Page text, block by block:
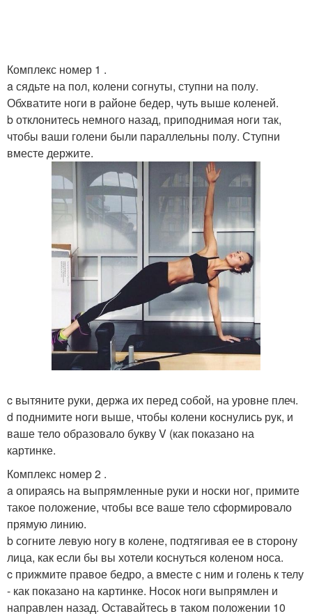
Комплекс номер 1 .
a сядьте на пол, колени согнуты, ступни на полу.
Обхватите ноги в районе бедер, чуть выше коленей.
b отклонитесь немного назад, приподнимая ноги так,
чтобы ваши голени были параллельны полу. Ступни
вместе держите.
c вытяните руки, держа их перед собой, на уровне плеч.
d поднимите ноги выше, чтобы колени коснулись рук, и
ваше тело образовало букву V (как показано на
картинке.
Комплекс номер 2 .
a опираясь на выпрямленные руки и носки ног, примите
такое положение, чтобы все ваше тело сформировало
прямую линию.
b согните левую ногу в колене, подтягивая ее в сторону
лица, как если бы вы хотели коснуться коленом носа.
c прижмите правое бедро, а вместе с ним и голень к телу
- как показано на картинке. Носок ноги выпрямлен и
направлен назад. Оставайтесь в таком положении 10